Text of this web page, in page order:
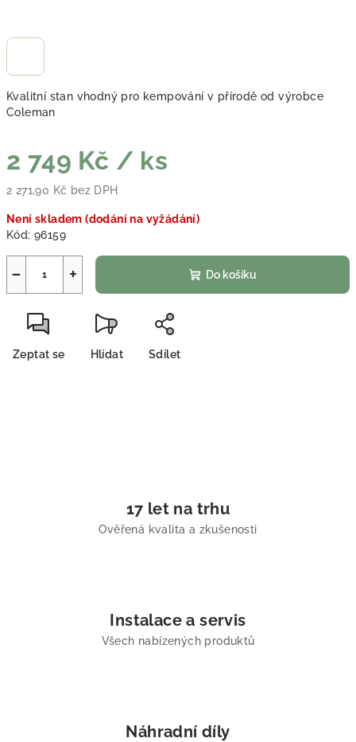
Kvalitní stan vhodný pro kempování v přírodě od výrobce
Coleman
2 749 Kč / ks
2 271,90 Kč bez DPH
Není skladem (dodání na vyžádání)
Kód: 96159
+
− Do košíku
Zeptat se Hlídat Sdílet
17 let na trhu
Ověřená kvalita a zkušenosti
Instalace a servis
Všech nabízených produktů
Náhradní díly